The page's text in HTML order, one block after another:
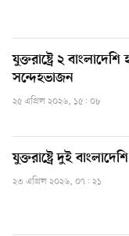
যুক্তরাষ্ট্রে ২
সন্দেহভাজন
২৫ এপ্রিল ২০২৬, ১৫: ০৮
যুক্তরাষ্ট্রে দুই
২৩ এপ্রিল ২০২৬, ০৭: ২১